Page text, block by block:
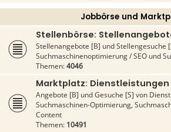
Jobbörse und
Stellenbörse:
Stellenangebote [B] und Stellengesuche
Suchmaschinenoptimierung / SEO und
Themen:4046
Marktplatz: Dienstleistungen
Angebote [B] und Gesuche [S] von
Suchmaschinen-Optimierung,
Content
Themen: 10491